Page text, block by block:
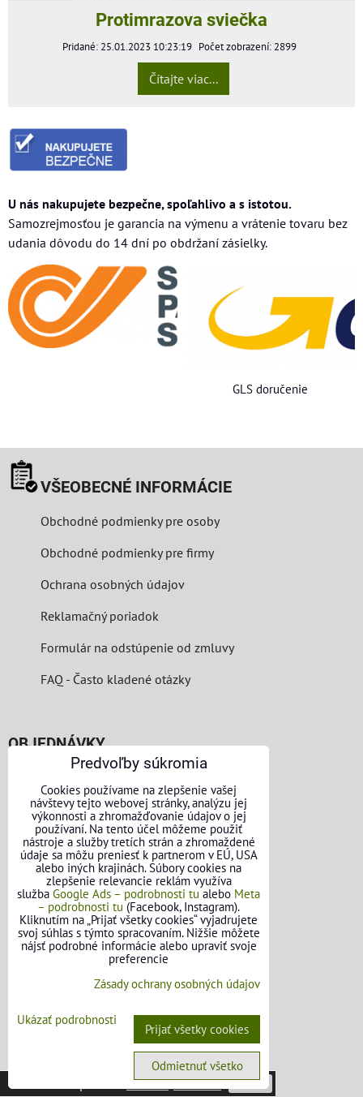
Protimrazova sviečka
Pridané: 25.01.2023 10:23:19 Počet zobrazení: 2899
Čítajte viac...
U nás nakupujete bezpečne, spoľahlivo a s istotou.
Samozrejmosťou je garancia na výmenu a vrátenie tovaru bez
udania dôvodu do 14 dní po obdržaní zásielky.
GLS doručenie
VŠEOBECNÉ INFORMÁCIE
Obchodné podmienky pre osoby
Obchodné podmienky pre firmy
Ochrana osobných údajov
Reklamačný poriadok
Formulár na odstúpenie od zmluvy
FAQ - Často kladené otázky
OBJEDNÁVKY
Stav objednávky
Predvoľby súkromia
Cookies používame na zlepšenie vašej
návštevy tejto webovej stránky, analýzu jej
výkonnosti a zhromažďovanie údajov o jej
používaní. Na tento účel môžeme použiť
nástroje a služby tretích strán a zhromaždené
údaje sa môžu preniesť k partnerom v EÚ, USA
alebo iných krajinách. Súbory cookies na
zlepšenie relevancie reklám využíva
služba Google Ads – podrobnosti tu alebo Meta
– podrobnosti tu (Facebook, Instagram).
Kliknutím na „Prijať všetky cookies“ vyjadrujete
svoj súhlas s týmto spracovaním. Nižšie môžete
nájsť podrobné informácie alebo upraviť svoje
preferencie
Zásady ochrany osobných údajov
Ukázať podrobnosti
Prijať všetky cookies
Odmietnuť všetko
Táto stránka používa cookies.Viac info Potvrdiť